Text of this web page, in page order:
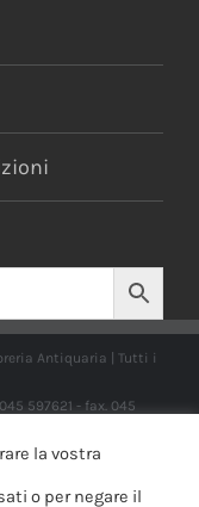
Antiquaria | Tutti i
597621 - fax. 045
la vostra
o per negare il